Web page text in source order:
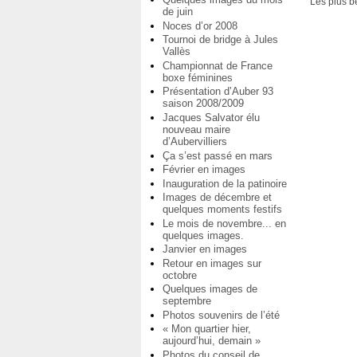
de juin
Noces d’or 2008
Tournoi de bridge à Jules
Vallès
Championnat de France
boxe féminines
Présentation d’Auber 93
saison 2008/2009
Jacques Salvator élu
nouveau maire
d’Aubervilliers
Ça s’est passé en mars
Février en images
Inauguration de la patinoire
Images de décembre et
quelques moments festifs
Le mois de novembre... en
quelques images.
Janvier en images
Retour en images sur
octobre
Quelques images de
septembre
Photos souvenirs de l’été
« Mon quartier hier,
aujourd’hui, demain »